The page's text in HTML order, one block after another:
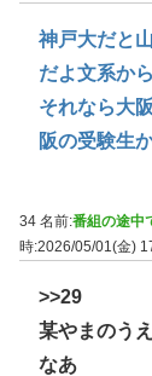
神戸大だと
だよ文系か
それなら大
阪の受験生
34 名前:番組の途中
時:2026/05/01(金)
>>29
某やまのう
なあ